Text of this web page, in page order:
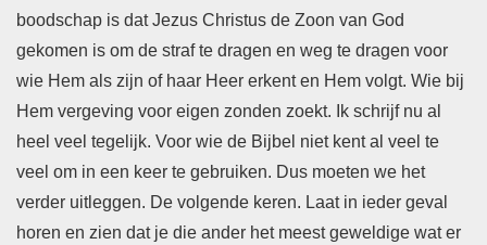
boodschap is dat Jezus Christus de Zoon van God
gekomen is om de straf te dragen en weg te dragen voor
wie Hem als zijn of haar Heer erkent en Hem volgt. Wie bij
Hem vergeving voor eigen zonden zoekt. Ik schrijf nu al
heel veel tegelijk. Voor wie de Bijbel niet kent al veel te
veel om in een keer te gebruiken. Dus moeten we het
verder uitleggen. De volgende keren. Laat in ieder geval
horen en zien dat je die ander het meest geweldige wat er